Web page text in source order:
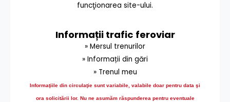
funcţionarea site-ului.
Informații trafic feroviar
» Mersul trenurilor
» Informații din gări
» Trenul meu
Informaţiile din circulaţie sunt variabile, valabile doar pentru data şi
ora solicitării lor. Nu ne asumăm răspunderea pentru eventuale